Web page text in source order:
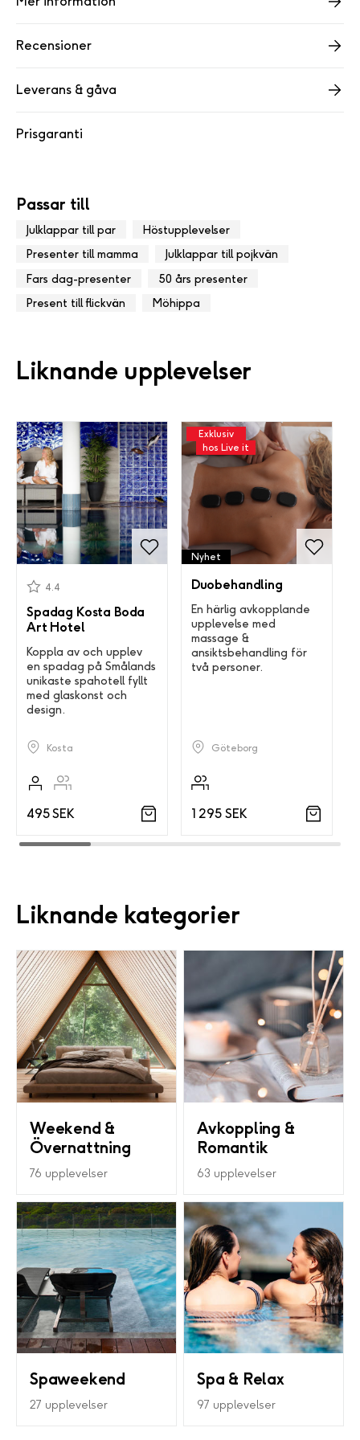
Recensioner
Leverans & gåva
Prisgaranti
Passar till
Julklappar till par
Höstupplevelser
Presenter till mamma
Julklappar till pojkvän
Fars dag-presenter
50 års presenter
Present till flickvän
Möhippa
Liknande upplevelser
Spadag Kosta Boda
Art Hotel
4.4
Koppla av och upplev
en spadag på Smålands
unikaste spahotell fyllt
med glaskonst och
design.
Kosta
495 SEK
Nyhet
Exklusiv
hos Live it
Duobehandling
En härlig avkopplande
upplevelse med
massage &
ansiktsbehandling för
två personer.
Göteborg
1 295 SEK
Liknande kategorier
Weekend &
Övernattning
76 upplevelser
Avkoppling &
Romantik
63 upplevelser
Spaweekend
27 upplevelser
Spa & Relax
97 upplevelser